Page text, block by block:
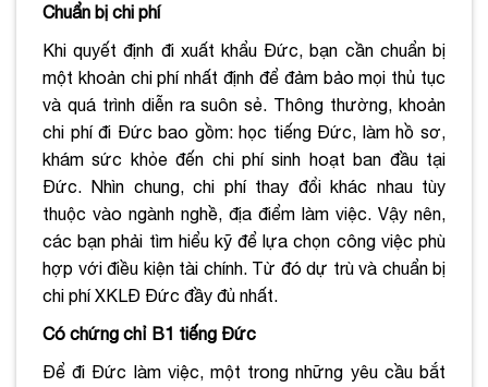
Chuẩn bị chi phí
Khi quyết định đi xuất khẩu Đức, bạn cần chuẩn bị
một khoản chi phí nhất định để đảm bảo mọi thủ tục
và quá trình diễn ra suôn sẻ. Thông thường, khoản
chi phí đi Đức bao gồm: học tiếng Đức, làm hồ sơ,
khám sức khỏe đến chi phí sinh hoạt ban đầu tại
Đức. Nhìn chung, chi phí thay đổi khác nhau tùy
thuộc vào ngành nghề, địa điểm làm việc. Vậy nên,
các bạn phải tìm hiểu kỹ để lựa chọn công việc phù
hợp với điều kiện tài chính. Từ đó dự trù và chuẩn bị
chi phí XKLĐ Đức đầy đủ nhất.
Có chứng chỉ B1 tiếng Đức
Để đi Đức làm việc, một trong những yêu cầu bắt